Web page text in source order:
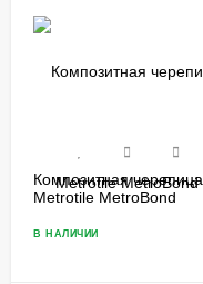
Композитная черепица
Metrotile MetroBond
В НАЛИЧИИ